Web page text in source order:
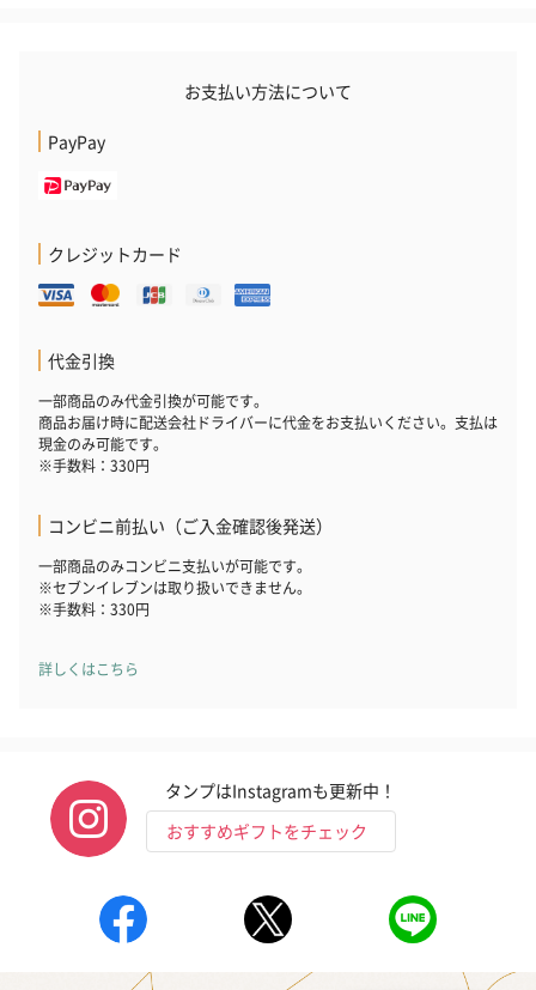
お支払い方法について
PayPay
クレジットカード
代金引換
一部商品のみ代金引換が可能です。
商品お届け時に配送会社ドライバーに代金をお支払いください。支払は
現金のみ可能です。
※手数料：330円
コンビニ前払い（ご入金確認後発送）
一部商品のみコンビニ支払いが可能です。
※セブンイレブンは取り扱いできません。
※手数料：330円
詳しくはこちら
タンプはInstagramも更新中！
おすすめギフトをチェック